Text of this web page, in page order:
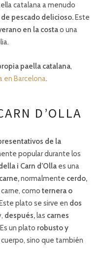
catalana a menudo
pescado delicioso. Este
en la costao una
paella catalana,
en Barcelona.
D’OLLA
de la
popular durante los
i Carn d’Olla es una
normalmente cerdo,
como ternera o
Este plato se sirve en dos
después,las carnes
Es un plato robusto y
sino que también